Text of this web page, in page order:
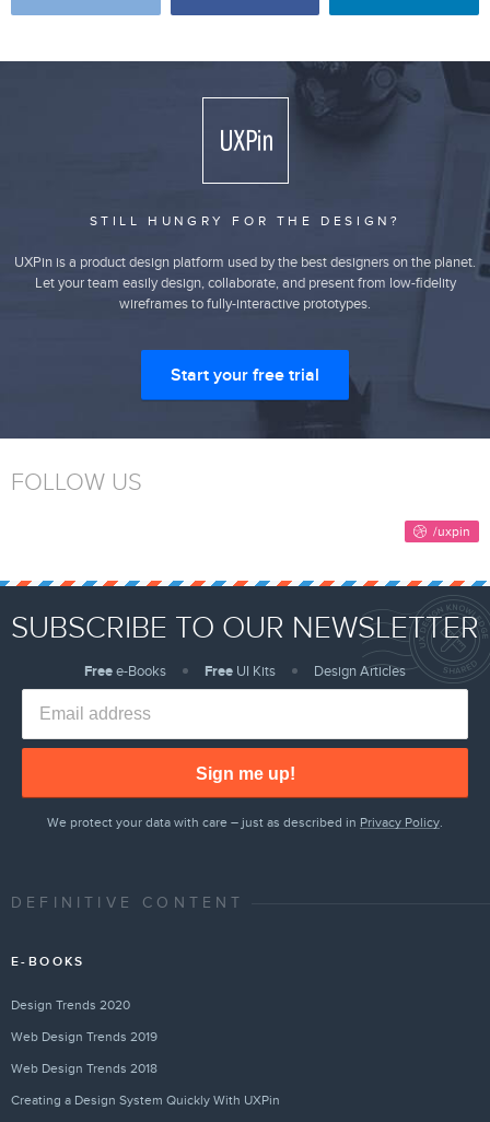
STILL HUNGRY FOR THE DESIGN?
UXPin is a product design platform used by the best designers on the planet.
Let your team easily design, collaborate, and present from low-fidelity
wireframes to fully-interactive prototypes.
Start your free trial
FOLLOW US
SUBSCRIBE TO OUR NEWSLETTER
Freee-Books Free UI Kits Design Articles
Sign me up!
We protect your data with care – just as described in Privacy Policy.
DEFINITIVE CONTENT
E-BOOKS
Design Trends 2020
Web Design Trends 2019
Web Design Trends 2018
Creating a Design System Quickly With UXPin